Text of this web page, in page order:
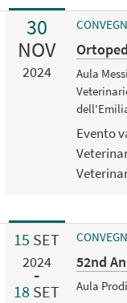
30
NOV
2024
Aula
Evento
15 SET
2024
18 SET
52nd
Aula